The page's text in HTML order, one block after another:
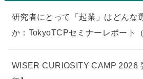
研究者にとって「起業」はどんな
か：TokyoTCPセミナーレポート（
WISER CURIOSITY CAMP 2026